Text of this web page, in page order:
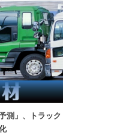
測」、トラック